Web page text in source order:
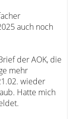
auch noch
der AOK, die
mehr
wieder
Hatte mich